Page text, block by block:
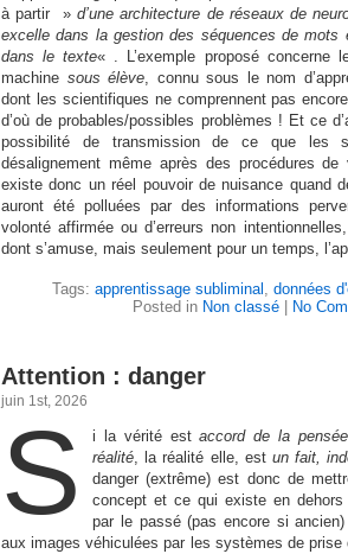
à partir » d’une architecture de réseaux de
excelle dans la gestion des séquences de mots
dans le texte« . L’exemple proposé concerne
machine sous élève, connu sous le nom
dont les scientifiques ne comprennent pas
d’où de probables/possibles problèmes ! Et ce
possibilité de transmission de ce que les
désalignement même après des procédures de
existe donc un réel pouvoir de nuisance quand
auront été polluées par des informations
volonté affirmée ou d’erreurs non
dont s’amuse, mais seulement pour un temps,
Tags: apprentissage subliminal , données
Posted in Non classé| No
Attention : danger
juin 1st, 2026
S i la vérité estaccord de la
réalité, la réalité elle, est un fait,
danger (extrême) est donc de
concept et ce qui existe en
par le passé (pas encore si
aux images véhiculées par les systèmes de